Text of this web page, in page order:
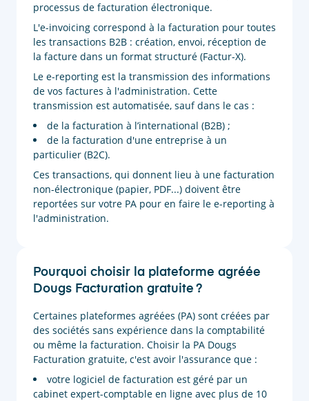
processus de facturation électronique.
L'e-invoicing correspond à la facturation pour toutes
les transactions B2B : création, envoi, réception de
la facture dans un format structuré (Factur-X).
Le e-reporting est la transmission des informations
de vos factures à l'administration. Cette
transmission est automatisée, sauf dans le cas :
de la facturation à l’international (B2B) ;
de la facturation d'une entreprise à un
particulier (B2C).
Ces transactions, qui donnent lieu à une facturation
non-électronique (papier, PDF...) doivent être
reportées sur votre PA pour en faire le e-reporting à
l'administration.
Pourquoi choisir la plateforme agréée
Dougs Facturation gratuite ?
Certaines plateformes agréées (PA) sont créées par
des sociétés sans expérience dans la comptabilité
ou même la facturation. Choisir la PA Dougs
Facturation gratuite, c'est avoir l'assurance que :
votre logiciel de facturation est géré par un
cabinet expert-comptable en ligne avec plus de 10